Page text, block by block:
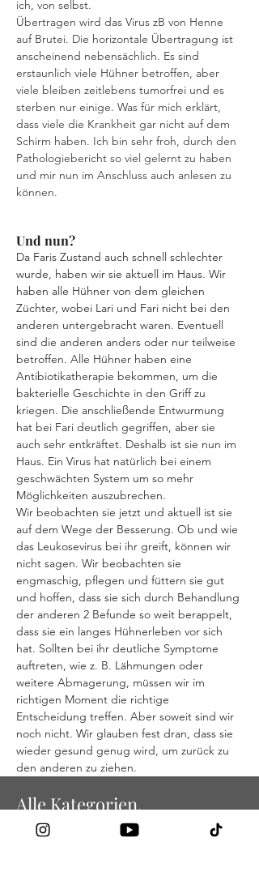
ich, von selbst.
Übertragen wird das Virus zB von Henne
auf Brutei. Die horizontale Übertragung ist
anscheinend nebensächlich. Es sind
erstaunlich viele Hühner betroffen, aber
viele bleiben zeitlebens tumorfrei und es
sterben nur einige. Was für mich erklärt,
dass viele die Krankheit gar nicht auf dem
Schirm haben. Ich bin sehr froh, durch den
Pathologiebericht so viel gelernt zu haben
und mir nun im Anschluss auch anlesen zu
können.
Und nun?
Da Faris Zustand auch schnell schlechter
wurde, haben wir sie aktuell im Haus. Wir
haben alle Hühner von dem gleichen
Züchter, wobei Lari und Fari nicht bei den
anderen untergebracht waren. Eventuell
sind die anderen anders oder nur teilweise
betroffen. Alle Hühner haben eine
Antibiotikatherapie bekommen, um die
bakterielle Geschichte in den Griff zu
kriegen. Die anschließende Entwurmung
hat bei Fari deutlich gegriffen, aber sie
auch sehr entkräftet. Deshalb ist sie nun im
Haus. Ein Virus hat natürlich bei einem
geschwächten System um so mehr
Möglichkeiten auszubrechen.
Wir beobachten sie jetzt und aktuell ist sie
auf dem Wege der Besserung. Ob und wie
das Leukosevirus bei ihr greift, können wir
nicht sagen. Wir beobachten sie
engmaschig, pflegen und füttern sie gut
und hoffen, dass sie sich durch Behandlung
der anderen 2 Befunde so weit berappelt,
dass sie ein langes Hühnerleben vor sich
hat. Sollten bei ihr deutliche Symptome
auftreten, wie z. B. Lähmungen oder
weitere Abmagerung, müssen wir im
richtigen Moment die richtige
Entscheidung treffen. Aber soweit sind wir
noch nicht. Wir glauben fest dran, dass sie
wieder gesund genug wird, um zurück zu
den anderen zu ziehen.
< Voriger Beitrag
Alle Kategorien.